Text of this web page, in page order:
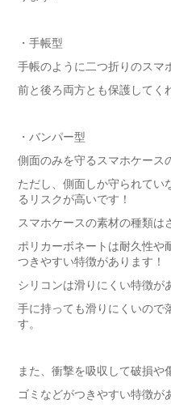
・手帳型
手帳のように二つ折りのスマ
前と後ろ両方とも保護してく
・バンパー型
側面のみを守るスマホケース
ただし、側面しか守られてい
るリスクが高いです！
スマホケースの素材の種類は
ポリカーボネートは耐久性や
つきやすい特徴があります！
シリコンは滑りにくい特徴が
手に持っても滑りにくいので
す。
また、衝撃を吸収して破損や
ゴミなどがつきやすい特徴が